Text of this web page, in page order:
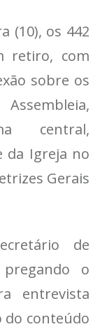
(10), os 442
retiro, com
sobre os
,
central,
da Igreja no
Gerais
de
o
entrevista
do conteúdo